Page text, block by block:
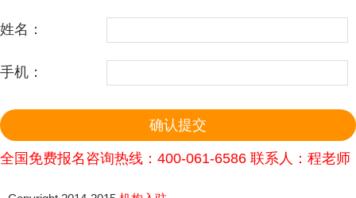
姓名：
手机：
全国免费报名咨询热线：400-061-6586 联系人：程老师